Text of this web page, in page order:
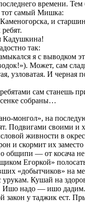
времени.
тот самый Мишка:
и
Кадушкина!
так:
я с выводком
Может, сам
узловатая. И черная
сам станешь
собраны…
монгол», на
Подвигами своими и
живности в
и скормит их
— от косача не
Егоркой»
«добытчиков» на
урукам. Кушай на
надо — ишо
закон у таджик ест.